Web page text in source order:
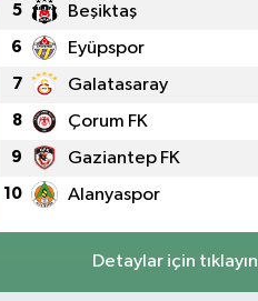
5 Beşiktaş
6 Eyüpspor
7 Galatasaray
8 Çorum FK
9 Gaziantep FK
10 Alanyaspor
Detaylar için tıklayın